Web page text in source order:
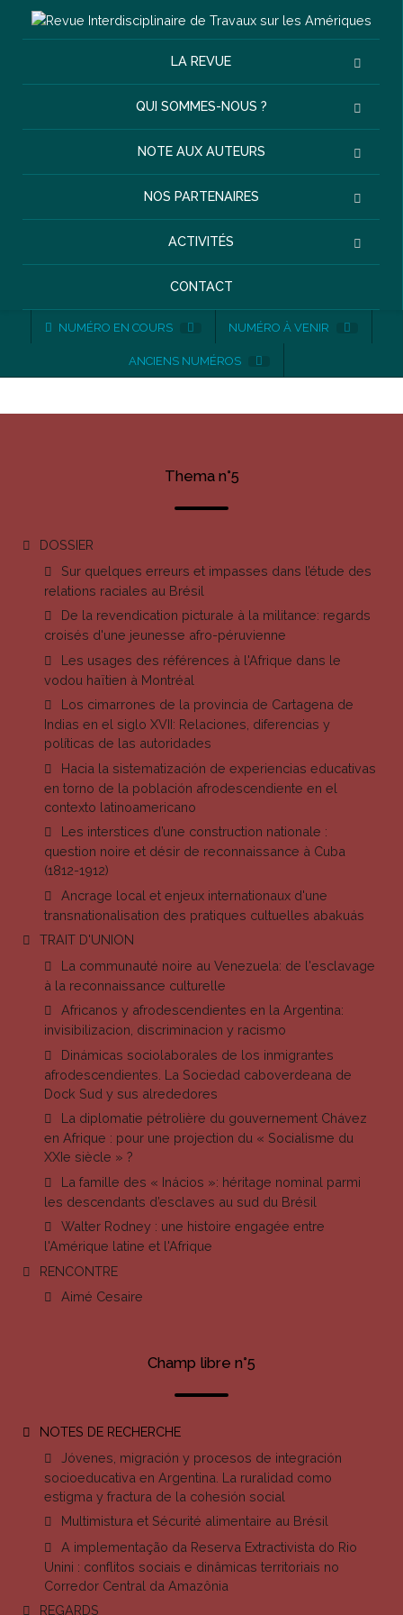
LA REVUE
QUI SOMMES-NOUS ?
NOTE AUX AUTEURS
NOS PARTENAIRES
ACTIVITÉS
CONTACT
NUMÉRO EN COURS NUMÉRO À VENIR
ANCIENS NUMÉROS
Thema n°5
DOSSIER
Sur quelques erreurs et impasses dans l’étude des
relations raciales au Brésil
De la revendication picturale à la militance: regards
croisés d'une jeunesse afro-péruvienne
Les usages des références à l'Afrique dans le
vodou haïtien à Montréal
Los cimarrones de la provincia de Cartagena de
Indias en el siglo XVII: Relaciones, diferencias y
políticas de las autoridades
Hacia la sistematización de experiencias educativas
en torno de la población afrodescendiente en el
contexto latinoamericano
Les interstices d’une construction nationale :
question noire et désir de reconnaissance à Cuba
(1812-1912)
Ancrage local et enjeux internationaux d'une
transnationalisation des pratiques cultuelles abakuás
TRAIT D'UNION
La communauté noire au Venezuela: de l'esclavage
à la reconnaissance culturelle
Africanos y afrodescendientes en la Argentina:
invisibilizacion, discriminacion y racismo
Dinámicas sociolaborales de los inmigrantes
afrodescendientes. La Sociedad caboverdeana de
Dock Sud y sus alrededores
La diplomatie pétrolière du gouvernement Chávez
en Afrique : pour une projection du « Socialisme du
XXIe siècle » ?
La famille des « Inácios »: héritage nominal parmi
les descendants d’esclaves au sud du Brésil
Walter Rodney : une histoire engagée entre
l'Amérique latine et l'Afrique
RENCONTRE
Aimé Cesaire
Champ libre n°5
NOTES DE RECHERCHE
Jóvenes, migración y procesos de integración
socioeducativa en Argentina. La ruralidad como
estigma y fractura de la cohesión social
Multimistura et Sécurité alimentaire au Brésil
A implementação da Reserva Extractivista do Rio
Unini : conflitos sociais e dinâmicas territoriais no
Corredor Central da Amazônia
REGARDS